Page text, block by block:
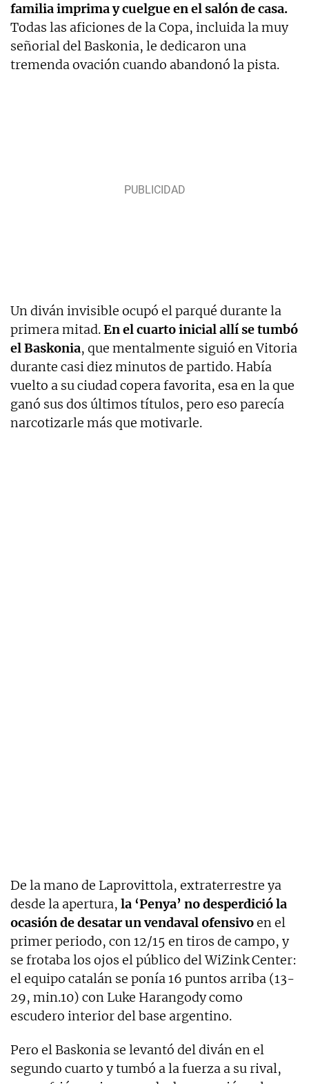
familia imprima y cuelgue en el salón de casa.
Todas las aficiones de la Copa, incluida la muy
señorial del Baskonia, le dedicaron una
tremenda ovación cuando abandonó la pista.
Un diván invisible ocupó el parqué durante la
primera mitad.En el cuarto inicial allí se tumbó
el Baskonia, que mentalmente siguió en Vitoria
durante casi diez minutos de partido. Había
vuelto a su ciudad copera favorita, esa en la que
ganó sus dos últimos títulos, pero eso parecía
narcotizarle más que motivarle.
De la mano de Laprovittola, extraterrestre ya
desde la apertura, la ‘Penya’ no desperdició la
ocasión de desatar un vendaval ofensivoen el
primer periodo, con 12/15 en tiros de campo, y
se frotaba los ojos el público del WiZink Center:
el equipo catalán se ponía 16 puntos arriba (13-
29, min.10) con Luke Harangody como
escudero interior del base argentino.
Pero el Baskonia se levantó del diván en el
segundo cuarto y tumbó a la fuerza a su rival,